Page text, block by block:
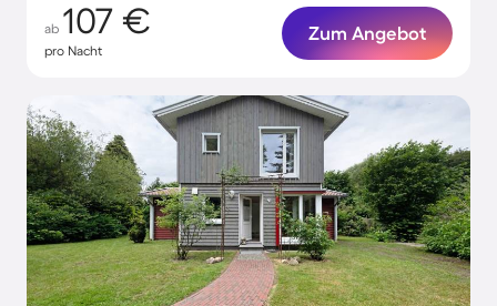
ab 107 €
pro Nacht
Zum Angebot